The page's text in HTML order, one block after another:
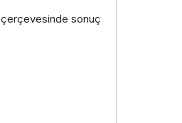
çerçevesinde sonuç